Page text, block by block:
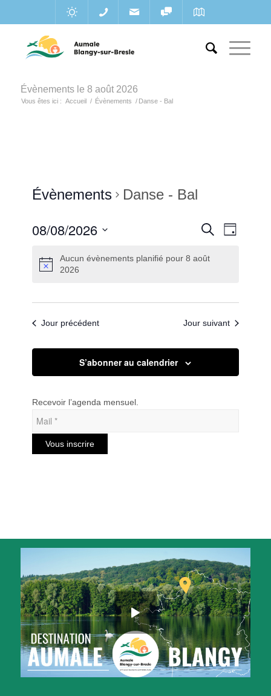
Évènements le 8 août 2026
Vous êtes ici : Accueil / Évènements / Danse - Bal
Évènements Danse - Bal
vues
Recherche
de
Jour
08/08/2026
une
date.
Aucun évènements planifié pour 8 août
2026
Jour précédent Jour suivant
S’abonner au calendrier
Recevoir l’agenda mensuel.